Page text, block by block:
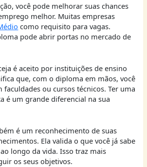
você pode melhorar suas chances
melhor. Muitas empresas
como requisito para vagas.
pode abrir portas no mercado de
é aceito por instituições de ensino
que, com o diploma em mãos, você
faculdades ou cursos técnicos. Ter uma
é um grande diferencial na sua
é um reconhecimento de suas
Ela valida o que você já sabe
longo da vida. Isso traz mais
os seus objetivos.